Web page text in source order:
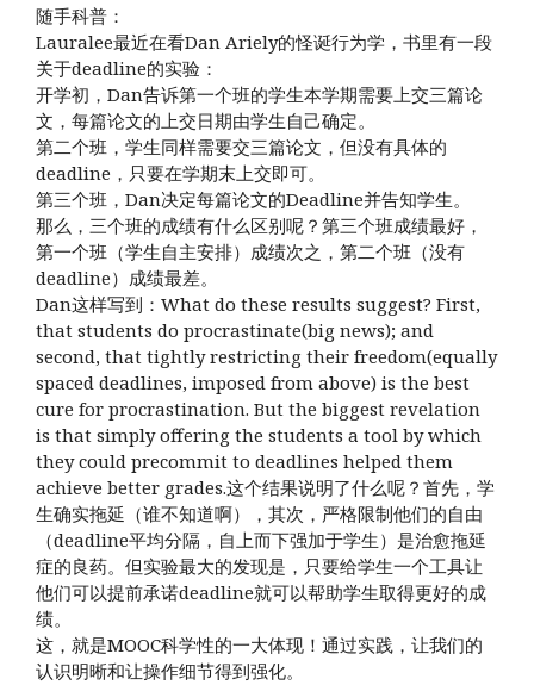
随手科普：
Lauralee最近在看Dan Ariely的怪诞行为学，书里有一段
关于deadline的实验：
开学初，Dan告诉第一个班的学生本学期需要上交三篇论
文，每篇论文的上交日期由学生自己确定。
第二个班，学生同样需要交三篇论文，但没有具体的
deadline，只要在学期末上交即可。
第三个班，Dan决定每篇论文的Deadline并告知学生。
那么，三个班的成绩有什么区别呢？第三个班成绩最好，
第一个班（学生自主安排）成绩次之，第二个班（没有
deadline）成绩最差。
Dan这样写到：What do these results suggest? First,
that students do procrastinate(big news); and
second, that tightly restricting their freedom(equally
spaced deadlines, imposed from above) is the best
cure for procrastination. But the biggest revelation
is that simply offering the students a tool by which
they could precommit to deadlines helped them
achieve better grades.这个结果说明了什么呢？首先，学
生确实拖延（谁不知道啊），其次，严格限制他们的自由
（deadline平均分隔，自上而下强加于学生）是治愈拖延
症的良药。但实验最大的发现是，只要给学生一个工具让
他们可以提前承诺deadline就可以帮助学生取得更好的成
绩。
这，就是MOOC科学性的一大体现！通过实践，让我们的
认识明晰和让操作细节得到强化。